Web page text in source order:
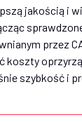
jakością i
przez
koszty
szybkość i